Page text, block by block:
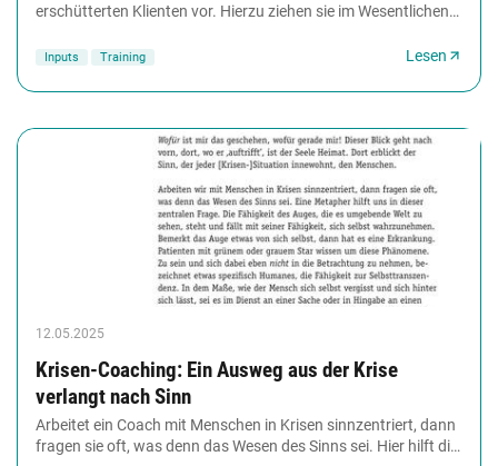
erschütterten Klienten vor. Hierzu ziehen sie im Wesentlichen
Inputs Training Lesen
12.05.2025
Krisen-Coaching: Ein Ausweg aus der Krise
verlangt nach Sinn
Arbeitet ein Coach mit Menschen in Krisen sinnzentriert, dann
fragen sie oft, was denn das Wesen des Sinns sei. Hier hilft die